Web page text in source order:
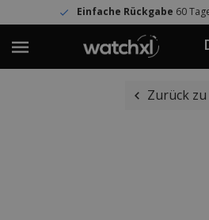
Einfache Rückgabe60 Tage
Zurück